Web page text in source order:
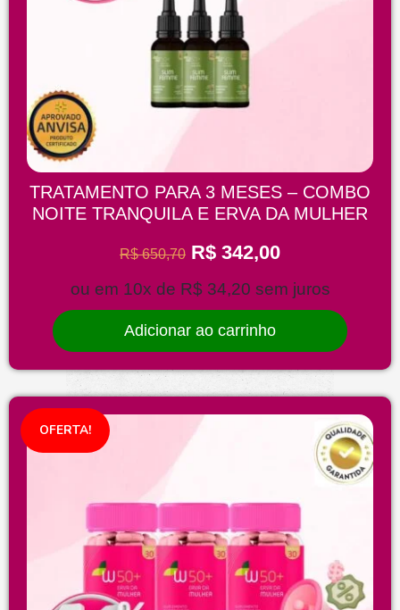
TRATAMENTO PARA 3 MESES – COMBO
NOITE TRANQUILA E ERVA DA MULHER
R$650,70 R$ 342,00
ou em 10x de R$34,20 sem juros
Adicionar ao carrinho
OFERTA!